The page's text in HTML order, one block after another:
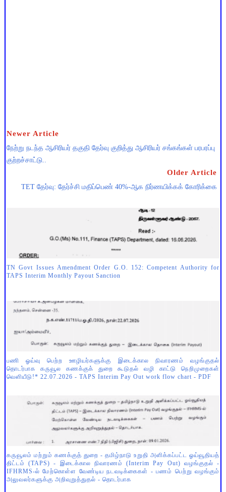
Newer Article
நேற்று நடந்த ஆசிரியர் தகுதி தேர்வு குறித்து ஆசிரியர் சங்கங்கள் பரபரப்பு
குற்றச்சாட்டு..
Older Article
TET தேர்வு: தேர்ச்சி மதிப்பெண் 40%-ஆக நிர்ணயிக்கக் கோரிக்கை
TN Govt Issues Amendment Order G.O. 152: Competent Authority for
TAPS Interim Monthly Payout Sanction
பணி ஓய்வு பெற்ற ஊழியர்களுக்கு இடைக்கால நிவாரணம் வழங்குதல்
தொடர்பாக கருவூல கணக்குக் துறை கூடுதல் வழி காட்டு நெறிமுறைகள்
வெளியீடு!* 22.07.2026 - TAPS Interim Pay Out work flow chart - PDF
கருவூலம் மற்றும் கணக்குத் துறை - தமிழ்நாடு உறுதி அளிக்கப்பட்ட ஓய்வூதியத்
திட்டம் (TAPS) - இடைக்கால நிவாரணம் (Interim Pay Out) வழங்குதல் -
IFHRMS-ல் மேற்கொள்ள வேண்டிய நடவடிக்கைகள் - பணம் பெற்று வழங்கும்
அலுவலர்களுக்கு அறிவுறுத்துதல் - தொடர்பாக